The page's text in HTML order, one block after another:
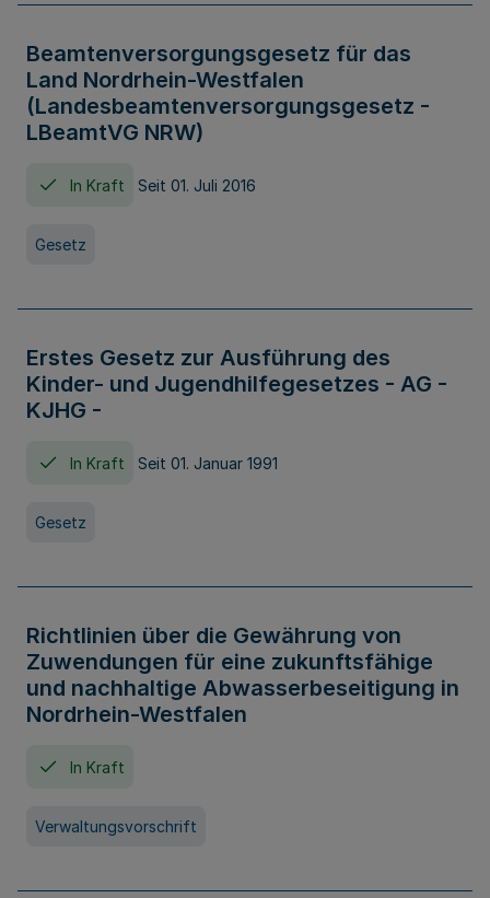
Beamtenversorgungsgesetz für das
Land Nordrhein-Westfalen
(Landesbeamtenversorgungsgesetz -
LBeamtVG NRW)
In Kraft Seit 01. Juli 2016
Gesetz
Erstes Gesetz zur Ausführung des
Kinder- und Jugendhilfegesetzes - AG -
KJHG -
In Kraft Seit 01. Januar 1991
Gesetz
Richtlinien über die Gewährung von
Zuwendungen für eine zukunftsfähige
und nachhaltige Abwasserbeseitigung in
Nordrhein-Westfalen
In Kraft
Verwaltungsvorschrift